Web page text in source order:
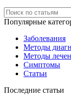
Популярные
Заболевания
Методы
Методы
Симптомы
Статьи
Последние статьи